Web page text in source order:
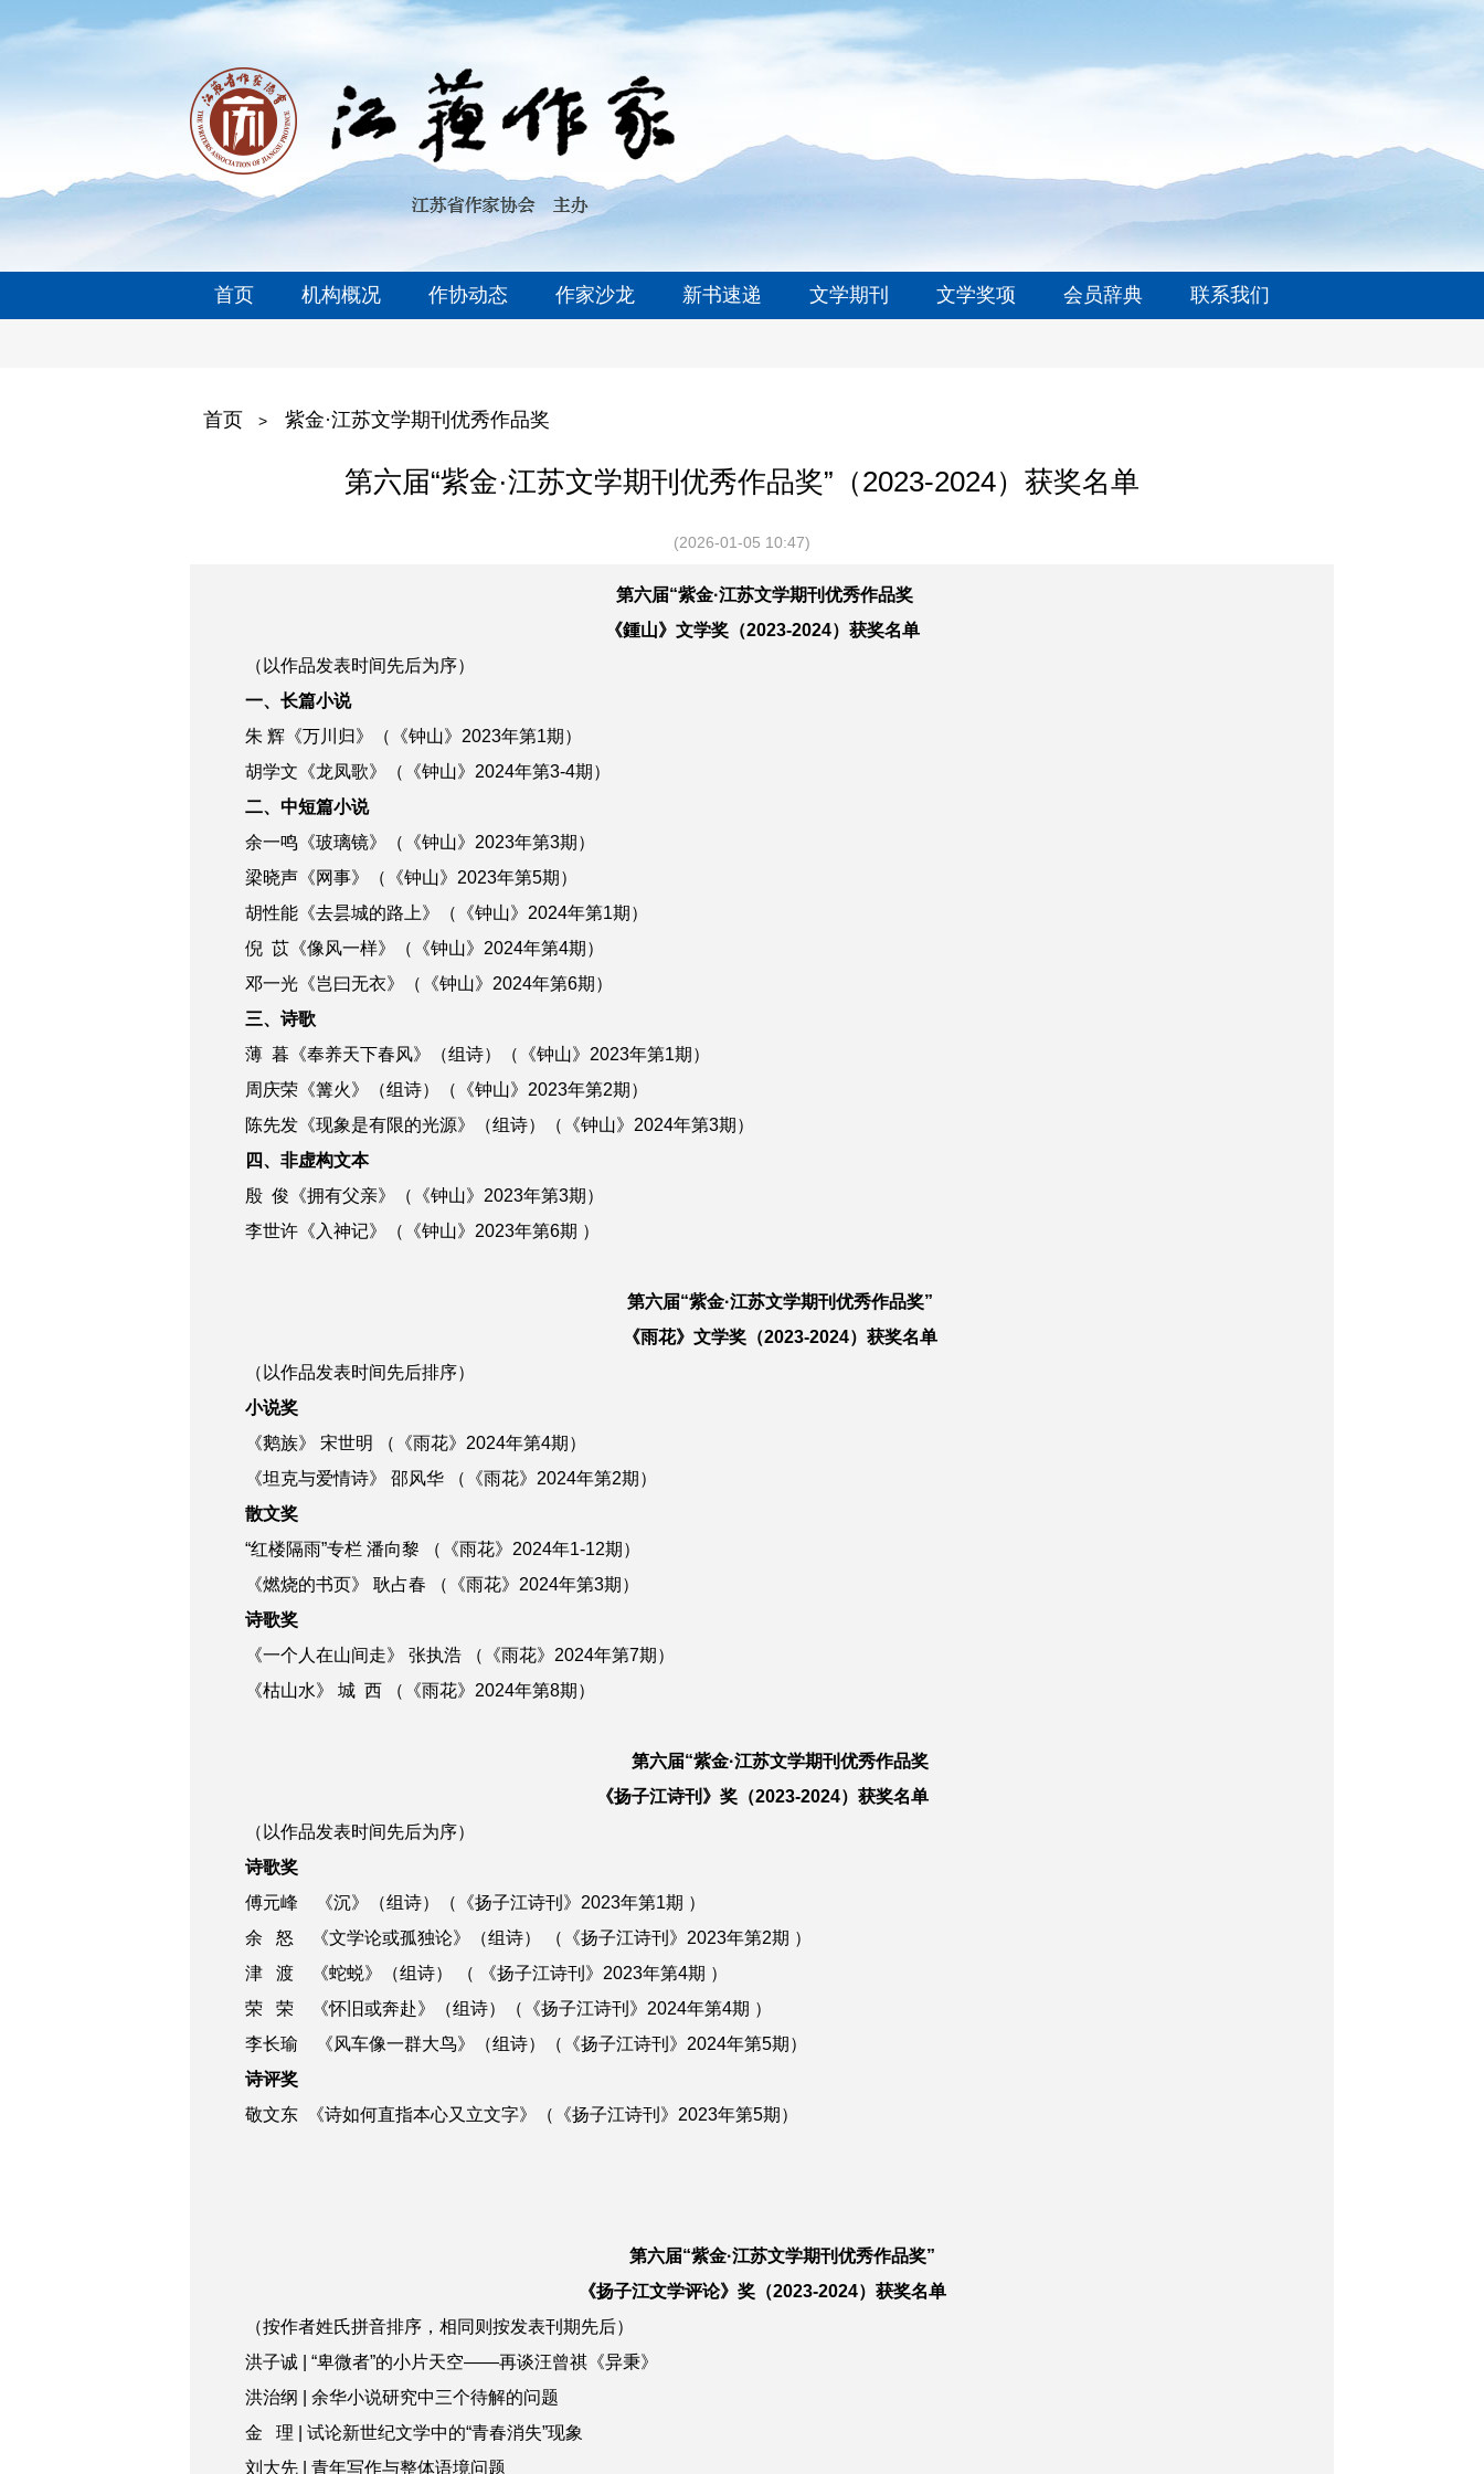
首页 机构概况 作协动态 作家沙龙 新书速递 文学期刊 文学奖项 会员辞典 联系我们
首页 > 紫金·江苏文学期刊优秀作品奖
第六届“紫金·江苏文学期刊优秀作品奖”（2023-2024）获奖名单
(2026-01-05 10:47)
第六届“紫金·江苏文学期刊优秀作品奖
《鍾山》文学奖（2023-2024）获奖名单
（以作品发表时间先后为序）
一、长篇小说
朱 辉《万川归》（《钟山》2023年第1期）
胡学文《龙凤歌》（《钟山》2024年第3-4期）
二、中短篇小说
余一鸣《玻璃镜》（《钟山》2023年第3期）
梁晓声《网事》（《钟山》2023年第5期）
胡性能《去昙城的路上》（《钟山》2024年第1期）
倪 苡《像风一样》（《钟山》2024年第4期）
邓一光《岂曰无衣》（《钟山》2024年第6期）
三、诗歌
薄 暮《奉养天下春风》（组诗）（《钟山》2023年第1期）
周庆荣《篝火》（组诗）（《钟山》2023年第2期）
陈先发《现象是有限的光源》（组诗）（《钟山》2024年第3期）
四、非虚构文本
殷 俊《拥有父亲》（《钟山》2023年第3期）
李世许《入神记》（《钟山》2023年第6期 ）
第六届“紫金·江苏文学期刊优秀作品奖”
《雨花》文学奖（2023-2024）获奖名单
（以作品发表时间先后排序）
小说奖
《鹅族》 宋世明 （《雨花》2024年第4期）
《坦克与爱情诗》 邵风华 （《雨花》2024年第2期）
散文奖
“红楼隔雨”专栏 潘向黎 （《雨花》2024年1-12期）
《燃烧的书页》 耿占春 （《雨花》2024年第3期）
诗歌奖
《一个人在山间走》 张执浩 （《雨花》2024年第7期）
《枯山水》 城 西 （《雨花》2024年第8期）
第六届“紫金·江苏文学期刊优秀作品奖
《扬子江诗刊》奖（2023-2024）获奖名单
（以作品发表时间先后为序）
诗歌奖
傅元峰 《沉》（组诗）（《扬子江诗刊》2023年第1期 ）
余 怒 《文学论或孤独论》（组诗） （《扬子江诗刊》2023年第2期 ）
津 渡 《蛇蜕》（组诗） （ 《扬子江诗刊》2023年第4期 ）
荣 荣 《怀旧或奔赴》（组诗）（《扬子江诗刊》2024年第4期 ）
李长瑜 《风车像一群大鸟》（组诗）（《扬子江诗刊》2024年第5期）
诗评奖
敬文东 《诗如何直指本心又立文字》（《扬子江诗刊》2023年第5期）
第六届“紫金·江苏文学期刊优秀作品奖”
《扬子江文学评论》奖（2023-2024）获奖名单
（按作者姓氏拼音排序，相同则按发表刊期先后）
洪子诚 | “卑微者”的小片天空——再谈汪曾祺《异秉》
洪治纲 | 余华小说研究中三个待解的问题
金 理 | 试论新世纪文学中的“青春消失”现象
刘大先 | 青年写作与整体语境问题